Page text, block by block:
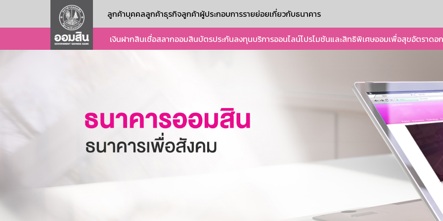
ลูกค้าบุคคลลูกค้าธุรกิจลูกค้าผู้ประกอบการรายย่อยเกี่ยวกับธนาคาร
เงินฝากสินเชื่อสลากออมสินบัตรประกันลงทุนบริการออนไลน์โปรโมชันและสิทธิพิเศษออมเพื่อสุขอัตราดอ